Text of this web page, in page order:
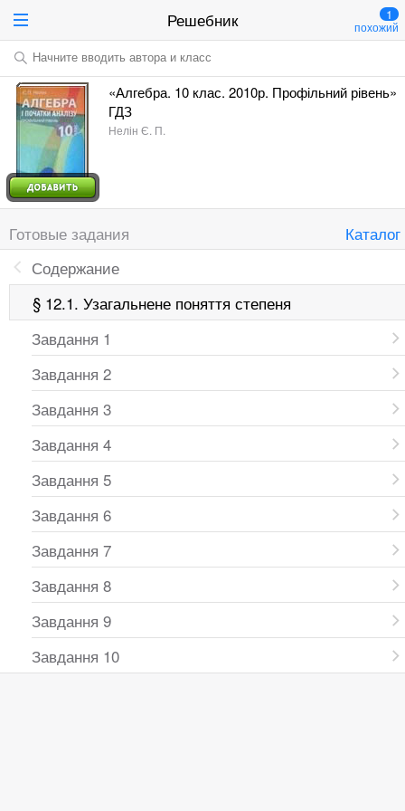
Решебник 1
похожий
Начните вводить автора и класс
«Алгебра. 10 клас. 2010р. Профільний рівень»
ГДЗ
Нелін Є. П.
Готовые задания
Каталог
Содержание
§ 12.1. Узагальнене поняття степеня
Завдання 1
Завдання 2
Завдання 3
Завдання 4
Завдання 5
Завдання 6
Завдання 7
Завдання 8
Завдання 9
Завдання 10